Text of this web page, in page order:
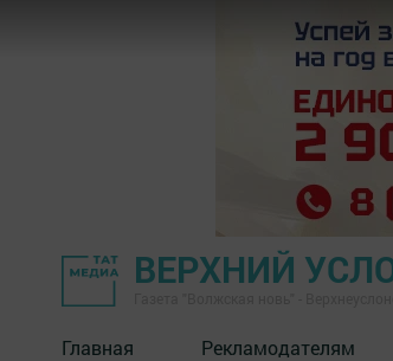
ВЕРХНИЙ
Главная Рекламодателям